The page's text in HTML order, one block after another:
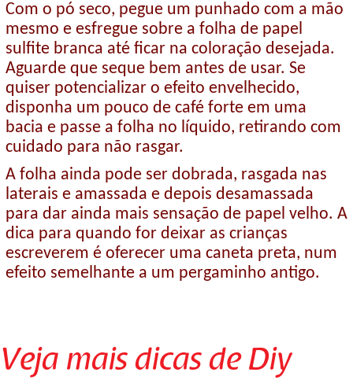
Com o pó seco, pegue um punhado com a mão
mesmo e esfregue sobre a folha de papel
sulfite branca até ficar na coloração desejada.
Aguarde que seque bem antes de usar. Se
quiser potencializar o efeito envelhecido,
disponha um pouco de café forte em uma
bacia e passe a folha no líquido, retirando com
cuidado para não rasgar.
A folha ainda pode ser dobrada, rasgada nas
laterais e amassada e depois desamassada
para dar ainda mais sensação de papel velho. A
dica para quando for deixar as crianças
escreverem é oferecer uma caneta preta, num
efeito semelhante a um pergaminho antigo.
Veja mais dicas de Diy